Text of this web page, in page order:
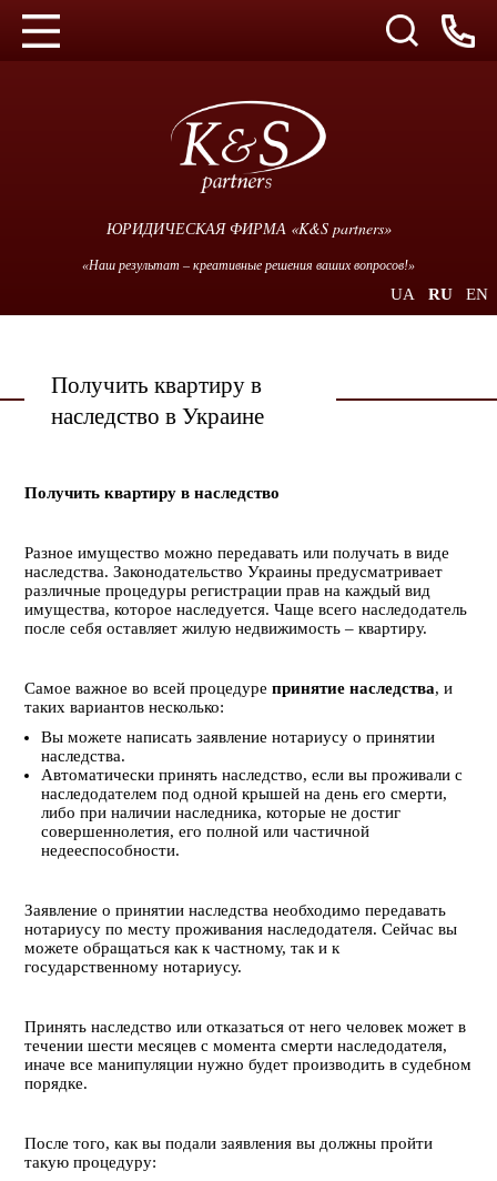
ЮРИДИЧЕСКАЯ ФИРМА «K&S partners»
«Наш результат – креативные решения ваших вопросов!»
UA RU EN
Получить квартиру в
наследство в Украине
Получить квартиру в наследство
Разное имущество можно передавать или получать в виде
наследства. Законодательство Украины предусматривает
различные процедуры регистрации прав на каждый вид
имущества, которое наследуется. Чаще всего наследодатель
после себя оставляет жилую недвижимость – квартиру.
Самое важное во всей процедурепринятие наследства, и
таких вариантов несколько:
Вы можете написать заявление нотариусу о принятии
наследства.
Автоматически принять наследство, если вы проживали с
наследодателем под одной крышей на день его смерти,
либо при наличии наследника, которые не достиг
совершеннолетия, его полной или частичной
недееспособности.
Заявление о принятии наследства необходимо передавать
нотариусу по месту проживания наследодателя. Сейчас вы
можете обращаться как к частному, так и к
государственному нотариусу.
Принять наследство или отказаться от него человек может в
течении шести месяцев с момента смерти наследодателя,
иначе все манипуляции нужно будет производить в судебном
порядке.
После того, как вы подали заявления вы должны пройти
такую процедуру: